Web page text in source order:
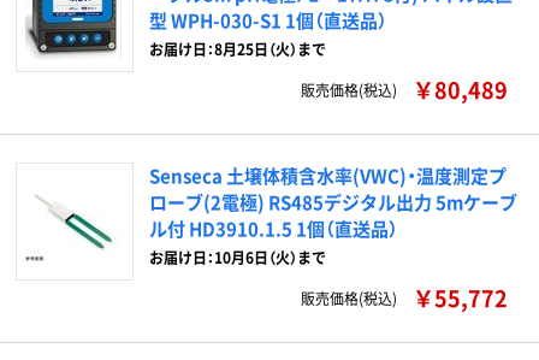
型 WPH-030-S1 1個（直送品）
お届け日：8月25日（火）まで
販売価格(税込)
￥80,489
Senseca 土壌体積含水率(VWC)・温度測定プ
ローブ(2電極) RS485デジタル出力 5mケーブ
ル付 HD3910.1.5 1個（直送品）
お届け日：10月6日（火）まで
販売価格(税込)
￥55,772